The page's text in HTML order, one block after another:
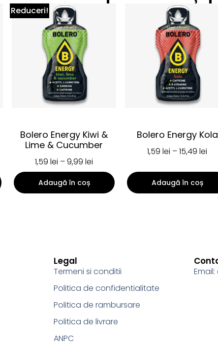
Reduceri!
Bolero Energy Kiwi &
Lime & Cucumber
1,59 lei –9,99 lei
Adaugă în coș
Bolero Energy Kola
1,59 lei –15,49 lei
Adaugă în coș
Legal
Termeni si conditii
Politica de confidentialitate
Politica de rambursare
Politica de livrare
ANPC